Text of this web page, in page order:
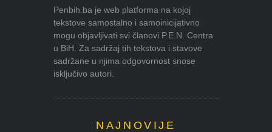
Penbih.ba je web platforma na kojoj
tekstove samostalno i samoinicijativno
mogu objavljivati svi članovi P.E.N. Centra
u BiH. Za sadržaj tih tekstova i stavove
sadržane u njima odgovornost snose
isključivo autori.
NAJNOVIJE